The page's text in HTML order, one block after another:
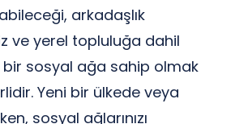
arkadaşlık
ve yerel topluluğa dahil
sosyal ağa sahip olmak
Yeni bir ülkede veya
sosyal ağlarınızı